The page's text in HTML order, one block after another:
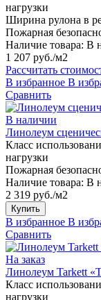
нагрузки
Ширина рулона в
Пожарная
Наличие товара: В
1 207 руб./м2
Рассчитать
В избранное В
Сравнить
В наличии
Линолеум
Класс
нагрузки
Пожарная
Наличие товара: В
2 319 руб./м2
Купить
В избранное В
Сравнить
На заказ
Линолеум Tarkett
Класс
нагрузки